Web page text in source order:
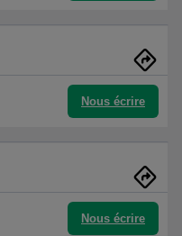
Nous écrire
Nous écrire